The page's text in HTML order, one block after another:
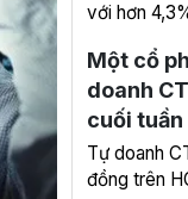
với hơn
Một cổ
doanh
cuối tuần
Tự doanh
đồng trên